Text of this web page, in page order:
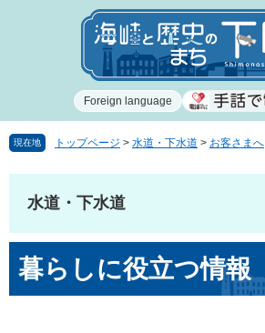
で
ば
Foreign language
現在地 トップページ > 水道・下水道 > お客さまへ
水道・下水道
文暮らしに役立つ情報